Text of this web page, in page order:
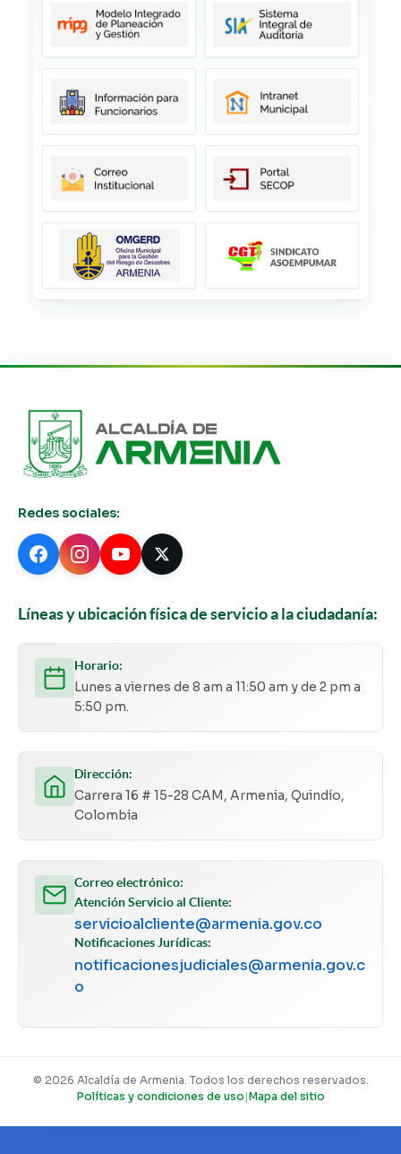
Redes sociales:
Líneas y ubicación física de servicio a la ciudadanía:
Horario:
Lunes a viernes de 8 am a 11:50 am y de 2 pm a
5:50 pm.
Dirección:
Carrera 16 # 15-28 CAM, Armenia, Quindío,
Colombia
Correo electrónico:
Atención Servicio al Cliente:
servicioalcliente@armenia.gov.co
Notificaciones Jurídicas:
notificacionesjudiciales@armenia.gov.c
o
© 2026 Alcaldía de Armenia. Todos los derechos reservados.
Políticas y condiciones de uso |Mapa del sitio